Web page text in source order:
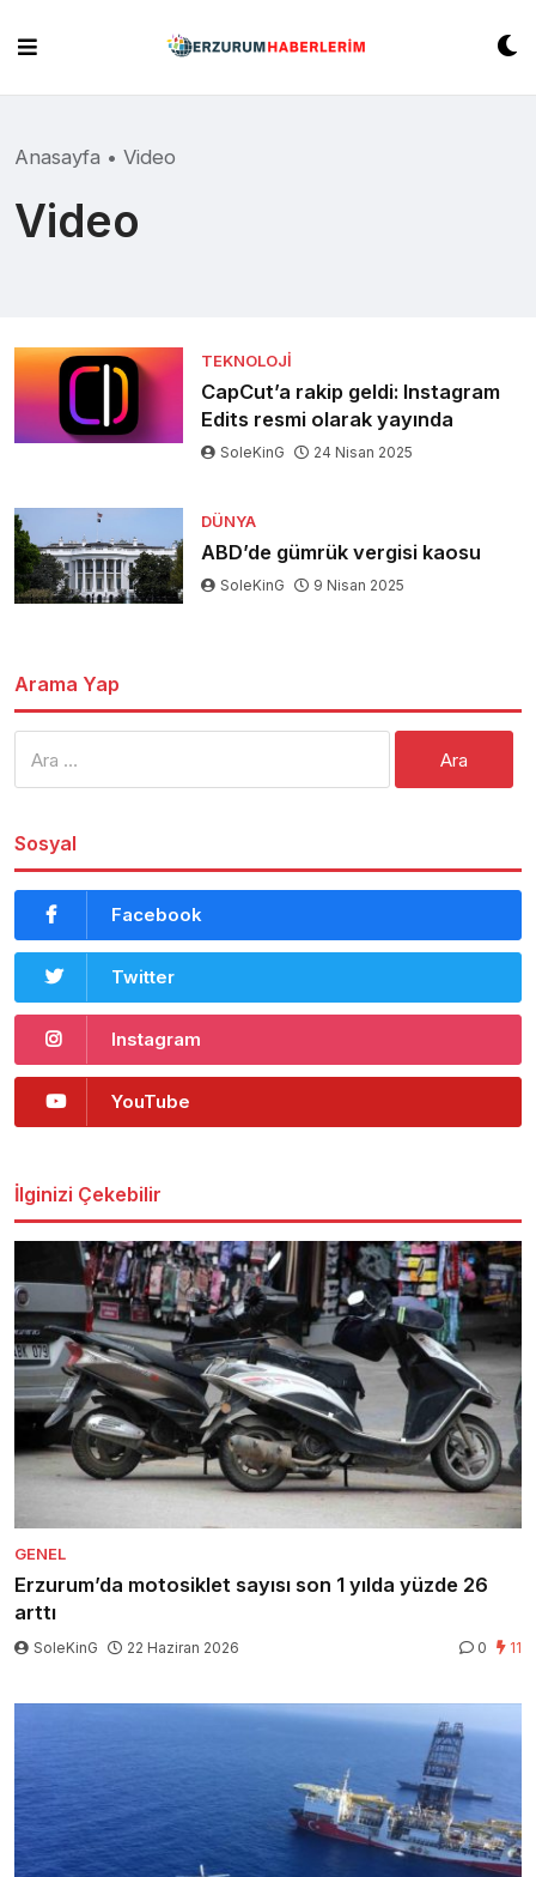
content
Anasayfa • Video
Video
TEKNOLOJI
CapCut’a rakip geldi: Instagram
Edits resmi olarak yayında
SoleKinG 24 Nisan 2025
DÜNYA
ABD’de gümrük vergisi kaosu
SoleKinG 9 Nisan 2025
Arama Yap
Sosyal
Facebook
Twitter
Instagram
YouTube
İlginizi Çekebilir
GENEL
Erzurum’da motosiklet sayısı son 1 yılda yüzde 26
arttı
SoleKinG 22 Haziran 2026 0 11